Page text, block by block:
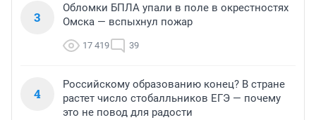
3
Обломки БПЛА упали в поле в окрестностях
Омска — вспыхнул пожар
17 419 39
4
Российскому образованию конец? В стране
растет число стобалльников ЕГЭ — почему
это не повод для радости